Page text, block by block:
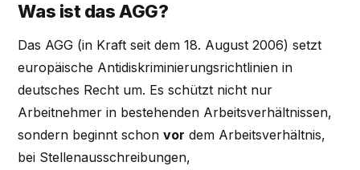
Was ist das AGG?
Das AGG (in Kraft seit dem 18. August 2006) setzt
europäische Antidiskriminierungsrichtlinien in
deutsches Recht um. Es schützt nicht nur
Arbeitnehmer in bestehenden Arbeitsverhältnissen,
sondern beginnt schonvor dem Arbeitsverhältnis,
bei Stellenausschreibungen,